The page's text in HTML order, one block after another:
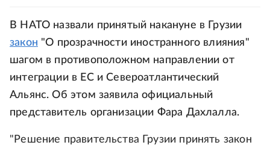
В НАТО назвали принятый накануне в Грузии
закон "О прозрачности иностранного влияния"
шагом в противоположном направлении от
интеграции в ЕС и Североатлантический
Альянс. Об этом заявила официальный
представитель организации Фара Дахлалла.
"Решение правительства Грузии принять закон